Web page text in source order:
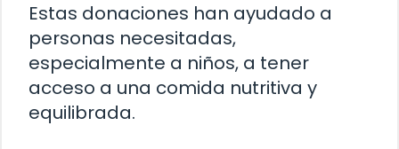
Estas donaciones han ayudado a
personas necesitadas,
especialmente a niños, a tener
acceso a una comida nutritiva y
equilibrada.